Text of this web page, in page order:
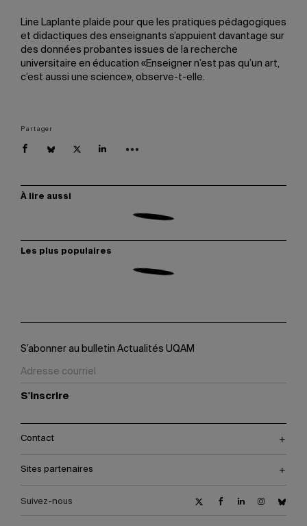
Line Laplante plaide pour que les pratiques pédagogiques
et didactiques des enseignants s’appuient davantage sur
des données probantes issues de la recherche
universitaire en éducation «Enseigner n’est pas qu’un art,
c’est aussi une science», observe-t-elle.
Partager
À lire aussi
Les plus populaires
S’abonner au bulletin Actualités UQAM
S'inscrire
Contact
Sites partenaires
Suivez-nous